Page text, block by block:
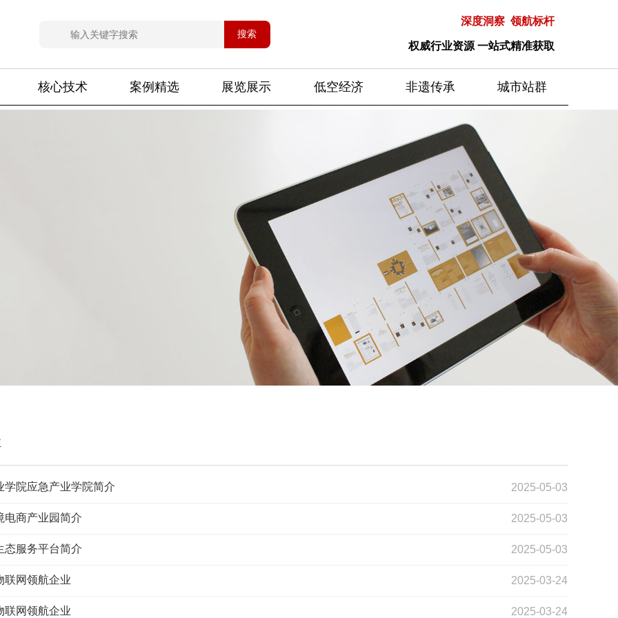
搜索
核心技术 案例精选 展览展示 低空经济 非遗传承 城市站群
深度洞察 领航标杆
权威行业资源 一站式精准获取
学院应急产业学院简介 2025-05-03
电商产业园简介 2025-05-03
态服务平台简介 2025-05-03
联网领航企业 2025-03-24
联网领航企业 2025-03-24